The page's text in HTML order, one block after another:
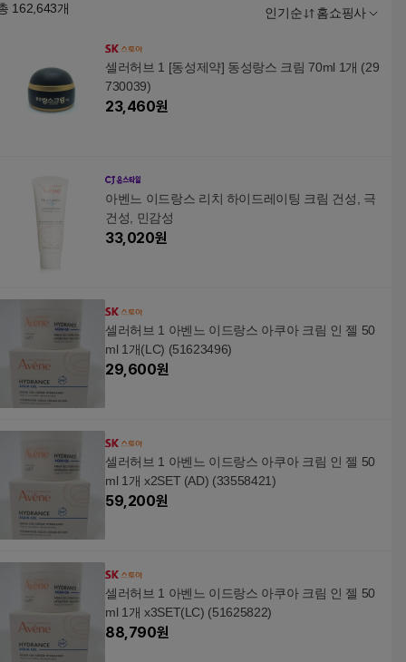
크림 20g)
162,643개 인기순 홈쇼핑사
셀러허브 1 [동성제약] 동성랑스 크림 70ml 1개 (29
730039)
23,460원
아벤느 이드랑스 리치 하이드레이팅 크림 건성, 극
건성, 민감성
33,020원
셀러허브 1 아벤느 이드랑스 아쿠아 크림 인 젤 50
ml 1개(LC) (51623496)
29,600원
셀러허브 1 아벤느 이드랑스 아쿠아 크림 인 젤 50
ml 1개 x2SET (AD) (33558421)
59,200원
셀러허브 1 아벤느 이드랑스 아쿠아 크림 인 젤 50
ml 1개 x3SET(LC) (51625822)
88,790원